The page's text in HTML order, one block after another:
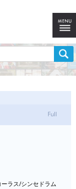
Full
ーラス/シンセドラム